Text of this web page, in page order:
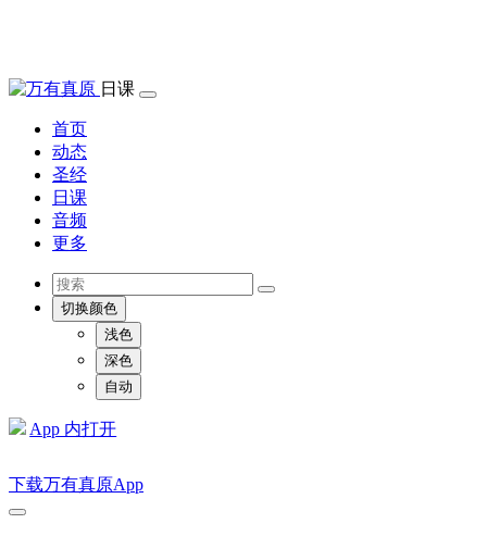
日课
首页
动态
圣经
日课
音频
更多
切换颜色
浅色
深色
自动
App 内打开
下载万有真原App